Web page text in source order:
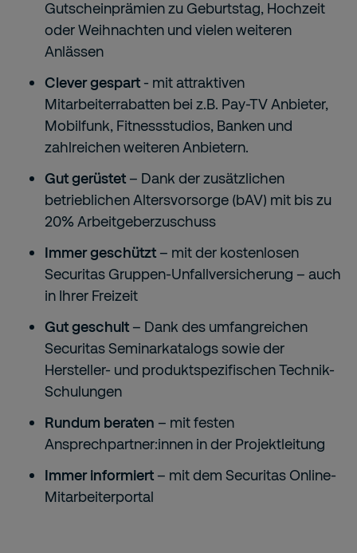
Gutscheinprämien zu Geburtstag, Hochzeit
oder Weihnachten und vielen weiteren
Anlässen
Clever gespart - mit attraktiven
Mitarbeiterrabatten bei z.B. Pay-TV Anbieter,
Mobilfunk, Fitnessstudios, Banken und
zahlreichen weiteren Anbietern.
Gut gerüstet – Dank der zusätzlichen
betrieblichen Altersvorsorge (bAV) mit bis zu
20% Arbeitgeberzuschuss
Immer geschützt – mit der kostenlosen
Securitas Gruppen-Unfallversicherung – auch
in Ihrer Freizeit
Gut geschult – Dank des umfangreichen
Securitas Seminarkatalogs sowie der
Hersteller- und produktspezifischen Technik-
Schulungen
Rundum beraten – mit festen
Ansprechpartner:innen in der Projektleitung
Immer informiert – mit dem Securitas Online-
Mitarbeiterportal